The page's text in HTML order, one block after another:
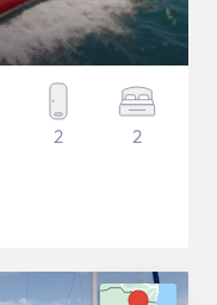
2 2